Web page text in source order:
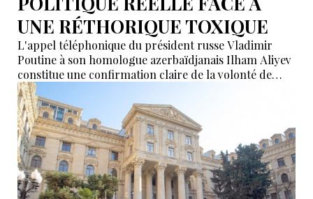
UNE RÉTHORIQUE TOXIQUE
L'appel téléphonique du président russe Vladimir
Poutine à son homologue azerbaïdjanais Ilham Aliyev
constitue une confirmation claire de la volonté de
Moscou de développer ses relations bilatérales avec
Bakou.